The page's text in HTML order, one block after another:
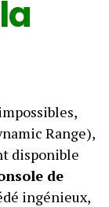
Range),
disponible
de
ingénieux,